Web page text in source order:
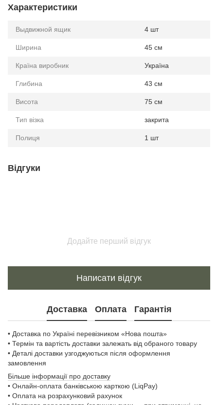
Характеристики
Выдвижной ящик 4 шт
Ширина 45 см
Країна виробник Україна
Глибина 43 см
Висота 75 см
Тип візка закрита
Полиця 1 шт
Відгуки
Додайте перший відгук
Написати відгук
Доставка Оплата Гарантія
• Доставка по Україні перевізником «Нова пошта»
• Термін та вартість доставки залежать від обраного товару
• Деталі доставки узгоджуються після оформлення
замовлення
Більше інформації про доставку
• Онлайн-оплата банківською карткою (LiqPay)
• Оплата на розрахунковий рахунок